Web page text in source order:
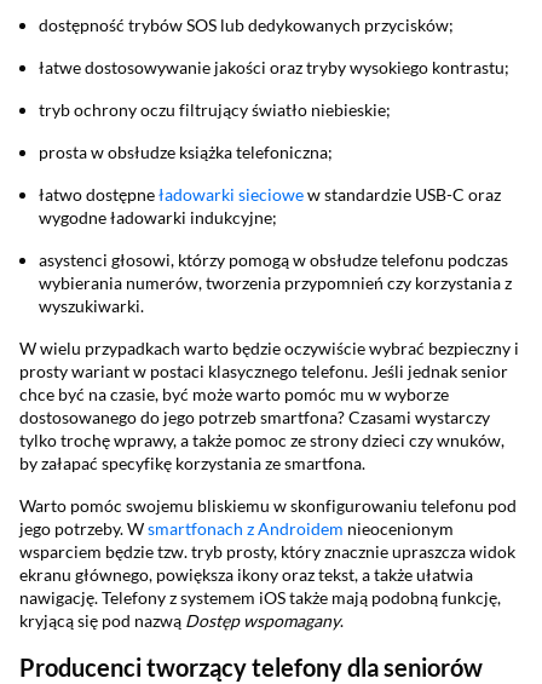
dostępność trybów SOS lub dedykowanych przycisków;
łatwe dostosowywanie jakości oraz tryby wysokiego kontrastu;
tryb ochrony oczu filtrujący światło niebieskie;
prosta w obsłudze książka telefoniczna;
łatwo dostępneładowarki sieciowew standardzie USB-C oraz
wygodne ładowarki indukcyjne;
asystenci głosowi, którzy pomogą w obsłudze telefonu podczas
wybierania numerów, tworzenia przypomnień czy korzystania z
wyszukiwarki.
W wielu przypadkach warto będzie oczywiście wybrać bezpieczny i
prosty wariant w postaci klasycznego telefonu. Jeśli jednak senior
chce być na czasie, być może warto pomóc mu w wyborze
dostosowanego do jego potrzeb smartfona? Czasami wystarczy
tylko trochę wprawy, a także pomoc ze strony dzieci czy wnuków,
by załapać specyfikę korzystania ze smartfona.
Warto pomóc swojemu bliskiemu w skonfigurowaniu telefonu pod
jego potrzeby. Wsmartfonach z Androidem nieocenionym
wsparciem będzie tzw. tryb prosty, który znacznie upraszcza widok
ekranu głównego, powiększa ikony oraz tekst, a także ułatwia
nawigację. Telefony z systemem iOS także mają podobną funkcję,
kryjącą się pod nazwą Dostęp wspomagany.
Producenci tworzący telefony dla seniorów